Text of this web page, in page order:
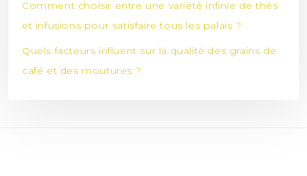
Comment choisir entre une variété infinie de thés
et infusions pour satisfaire tous les palais ?
Quels facteurs influent sur la qualité des grains de
café et des moutures ?